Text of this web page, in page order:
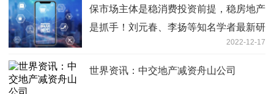
保市场主体是稳消费投资前提，稳房地产
是抓手！刘元春、李扬等知名学者最新研
2022-12-17
世界资讯：中交地产减资舟山公司